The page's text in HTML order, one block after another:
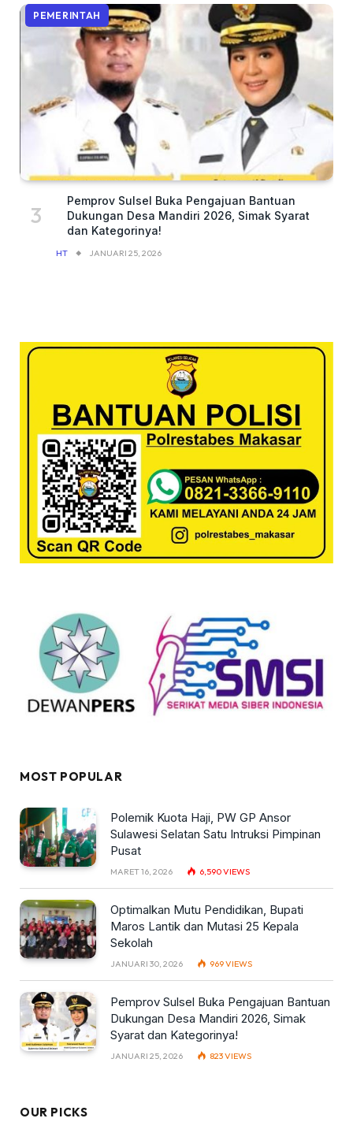
PEMERINTAH
Pemprov Sulsel Buka Pengajuan Bantuan
Dukungan Desa Mandiri 2026, Simak Syarat
dan Kategorinya!
HT JANUARI 25, 2026
MOST POPULAR
Polemik Kuota Haji, PW GP Ansor
Sulawesi Selatan Satu Intruksi Pimpinan
Pusat
MARET 16, 2026 6,590VIEWS
Optimalkan Mutu Pendidikan, Bupati
Maros Lantik dan Mutasi 25 Kepala
Sekolah
JANUARI 30, 2026 969VIEWS
Pemprov Sulsel Buka Pengajuan Bantuan
Dukungan Desa Mandiri 2026, Simak
Syarat dan Kategorinya!
JANUARI 25, 2026 823VIEWS
OUR PICKS